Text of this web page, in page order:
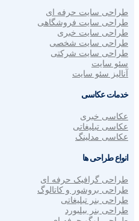
طراحی سایت حرفه ای
طراحی سایت فروشگاهی
طراحی سایت خبری
طراحی سایت شخصی
طراحی سایت شرکتی
سئو سایت
آنالیز سئو سایت
خدمات عکاسی
عکاسی خبری
عکاسی تبلیغاتی
عکاسی مدلینگ
انواع طراحی ها
طراحی گرافیک حرفه ای
طراحی بروشور و کاتالوگ
طراحی بنر تبلیغاتی
طراحی بنر بیلبورد